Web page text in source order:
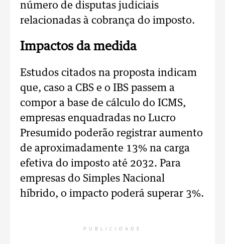
número de disputas judiciais
relacionadas à cobrança do imposto.
Impactos da medida
Estudos citados na proposta indicam
que, caso a CBS e o IBS passem a
compor a base de cálculo do ICMS,
empresas enquadradas no Lucro
Presumido poderão registrar aumento
de aproximadamente 13% na carga
efetiva do imposto até 2032. Para
empresas do Simples Nacional
híbrido, o impacto poderá superar 3%.
PUBLICIDADE